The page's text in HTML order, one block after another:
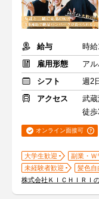
給与
時
雇用形態
ア
シフト
週2
アクセス
武
徒
オンライン面接可
大学生歓迎 副業・Ｗ
未経験者歓迎
髪色自
株式会社ＫＩＣＨＩＲＩ